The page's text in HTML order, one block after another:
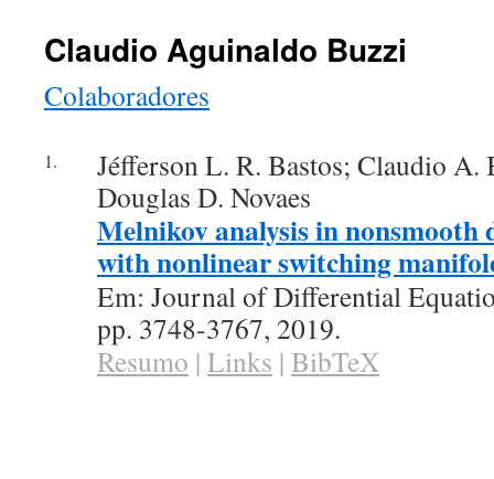
conteúdo
Claudio Aguinaldo Buzzi
Colaboradores
1.
Jéfferson L. R. Bastos; Claudio
Douglas D. Novaes
Melnikov analysis in nonsmooth
with nonlinear switching
Em: Journal of Differential
pp. 3748-3767, 2019.
Resumo | Links | BibTeX